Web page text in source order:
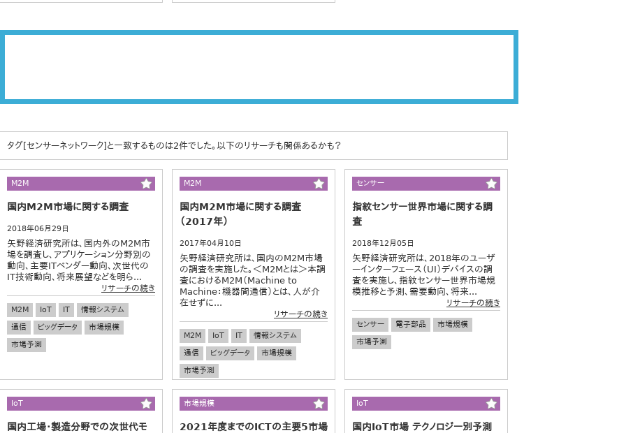
タグ[センサーネットワーク]と一致するものは2件でした。以下のリサーチも関係あるかも？
M2M
国内M2M市場に関する調査
2018年06月29日
矢野経済研究所は、国内外のM2M市
場を調査し、アプリケーション分野別の
動向、主要ITベンダー動向、次世代の
IT技術動向、将来展望などを明ら...
リサーチの続き
M2M IoT IT
情報システム
通信
ビッグデータ
市場規模
市場予測
M2M
国内M2M市場に関する調査
（2017年）
2017年04月10日
矢野経済研究所は、国内のM2M市場
の調査を実施した。＜M2Mとは＞本調
査におけるM2M（Machine to
Machine：機器間通信）とは、人が介
在せずに...
リサーチの続き
M2M IoT IT
情報システム
通信
ビッグデータ
市場規模
市場予測
センサー
指紋センサー世界市場に関する調
査
2018年12月05日
矢野経済研究所は、2018年のユーザ
ーインターフェース（UI）デバイスの調
査を実施し、指紋センサー世界市場規
模推移と予測、需要動向、将来...
リサーチの続き
センサー 電子部品
市場規模
市場予測
IoT
国内工場・製造分野での次世代モ
市場規模
2021年度までのICTの主要5市場
IoT
国内IoT市場 テクノロジー別予測